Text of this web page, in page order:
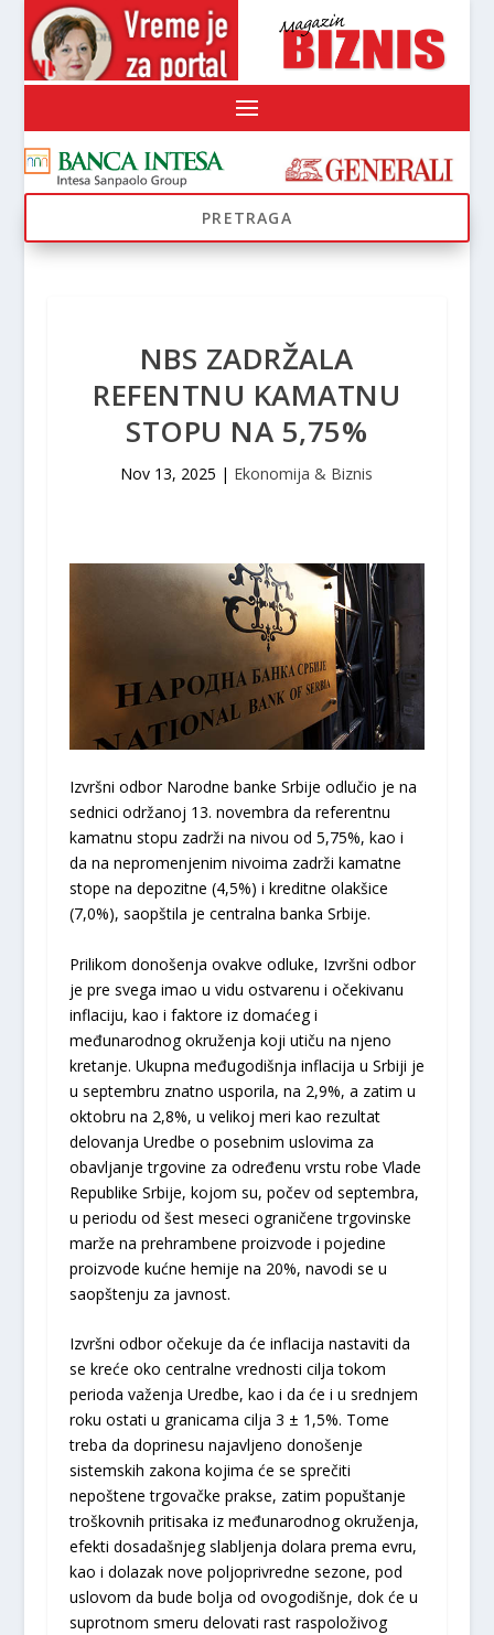
NBS ZADRŽALA
REFENTNU KAMATNU
STOPU NA 5,75%
Nov 13, 2025 | Ekonomija & Biznis
Izvršni odbor Narodne banke Srbije odlučio je na
sednici održanoj 13. novembra da referentnu
kamatnu stopu zadrži na nivou od 5,75%, kao i
da na nepromenjenim nivoima zadrži kamatne
stope na depozitne (4,5%) i kreditne olakšice
(7,0%), saopštila je centralna banka Srbije.
Prilikom donošenja ovakve odluke, Izvršni odbor
je pre svega imao u vidu ostvarenu i očekivanu
inflaciju, kao i faktore iz domaćeg i
međunarodnog okruženja koji utiču na njeno
kretanje. Ukupna međugodišnja inflacija u Srbiji je
u septembru znatno usporila, na 2,9%, a zatim u
oktobru na 2,8%, u velikoj meri kao rezultat
delovanja Uredbe o posebnim uslovima za
obavljanje trgovine za određenu vrstu robe Vlade
Republike Srbije, kojom su, počev od septembra,
u periodu od šest meseci ograničene trgovinske
marže na prehrambene proizvode i pojedine
proizvode kućne hemije na 20%, navodi se u
saopštenju za javnost.
Izvršni odbor očekuje da će inflacija nastaviti da
se kreće oko centralne vrednosti cilja tokom
perioda važenja Uredbe, kao i da će i u srednjem
roku ostati u granicama cilja 3 ± 1,5%. Tome
treba da doprinesu najavljeno donošenje
sistemskih zakona kojima će se sprečiti
nepoštene trgovačke prakse, zatim popuštanje
troškovnih pritisaka iz međunarodnog okruženja,
efekti dosadašnjeg slabljenja dolara prema evru,
kao i dolazak nove poljoprivredne sezone, pod
uslovom da bude bolja od ovogodišnje, dok će u
suprotnom smeru delovati rast raspoloživog